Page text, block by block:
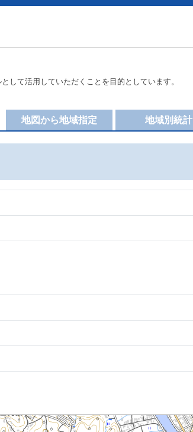
して活用していただくことを目的としています。
地域別統計
地図から地域指定